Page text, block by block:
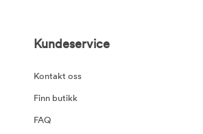
Kundeservice
Kontakt oss
Finn butikk
FAQ